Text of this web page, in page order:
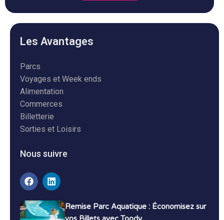
Les Avantages
Parcs
Voyages et Week ends
Alimentation
Commerces
Billetterie
Sorties et Loisirs
Nous suivre
Remise Parc Aquatique : Économisez sur